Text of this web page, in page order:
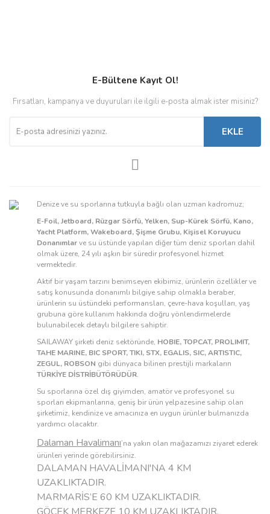
E-Bültene Kayıt Ol!
Fırsatları, kampanya ve duyuruları ile ilgili e-posta almak ister misiniz?
EKLE
Denize ve su sporlarına tutkuyla bağlı olan uzman kadromuz;
E-Foil, Jetboard, Rüzgar Sörfü, Yelken, Sup-Kürek Sörfü, Kano,
Yacht Platform, Wakeboard, Şişme Grubu, Kişisel Koruyucu
Donanımlarve su üstünde yapılan diğer tüm deniz sporları dahil
olmak üzere, 24 yılı aşkın bir süredir profesyonel hizmet
vermektedir.
Aktif bir yaşam tarzını benimseyen ekibimiz, ürünlerin özellikler ve
satış konusunda donanımlı bilgiye sahip olmakla beraber,
ürünlerin su üstündeki performansları, çevre-hava koşulları, yaş
grubuna göre kullanım hakkında doğru yönlendirmelerde
bulunabilecek detaylı bilgilere sahiptir.
SAILAWAY şirketi deniz sektöründe, HOBIE, TOPCAT, PROLIMIT,
TAHE MARINE, BIC SPORT, TIKI, STX, EGALIS, SIC, ARTISTIC,
ZEGUL, ROBSON gibi dünyaca bilinen prestijli markaların
TÜRKİYE DİSTRİBÜTÖRÜDÜR.
Su sporlarına özel dış giyimden, amatör ve profesyonel su
sporları ekipmanlarına, geniş bir ürün yelpazesine sahip olan
şirketimiz, kendinize ve amacınıza en uygun ürünler bulmanızda
yardımcı olacaktır.
Dalaman Havalimanı’na yakın olan mağazamızı ziyaret ederek
ürünleri yerinde görebilirsiniz.
DALAMAN HAVALİMANI'NA 4 KM
UZAKLIKTADIR.
MARMARİS’E 60 KM UZAKLIKTADIR.